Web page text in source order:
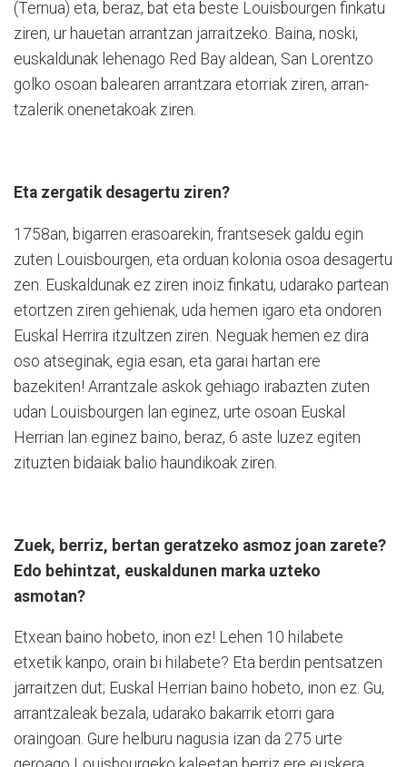
(Ternua) eta, be­raz, bat eta beste Louis­bour­gen finkatu
zi­ren, ur hauetan arran­tzan ja­rrai­tzeko. Baina, noski,
euskal­du­nak lehenago Red Bay aldean, San Lorentzo
golko oso­an balearen arrantzara etorriak ziren, arran­
tzalerik onenetakoak ziren.
Eta zergatik desagertu ziren?
1758an, bigarren erasoarekin, fran­tsesek galdu egin
zuten Louis­bourgen, eta orduan kolonia osoa desagertu
zen. Eus­kal­dunak ez ziren inoiz finkatu, udarako partean
etortzen ziren gehienak, uda hemen igaro eta ondoren
Euskal Herrira itzultzen ziren. Neguak hemen ez dira
oso atseginak, egia esan, eta garai hartan ere
bazekiten! Arrantzale askok gehiago irabazten zuten
udan Louisbourgen lan eginez, urte osoan Euskal
Herrian lan eginez baino, beraz, 6 aste luzez egiten
zituzten bidaiak balio haundikoak ziren.
Zuek, berriz, bertan geratzeko asmoz joan zarete?
Edo behintzat, euskaldunen marka uzteko
asmotan?
Etxean baino hobeto, inon ez! Lehen 10 hilabete
etxetik kan­po, orain bi hilabete? Eta berdin pentsatzen
jarraitzen dut; Euskal Herrian baino hobeto, inon ez. Gu,
arrantzaleak bezala, udarako bakarrik etorri ga­ra
oraingoan. Gure helburu na­gusia izan da 275 urte